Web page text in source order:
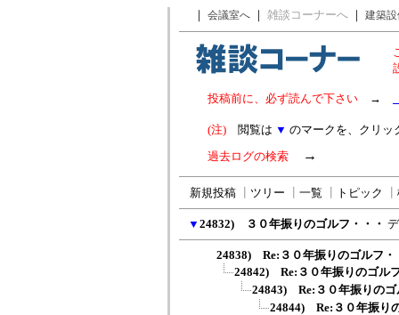
｜ 会議室へ ｜ 雑談コーナーへ ｜ 建築
投稿前に、必ず読んで下さい →
(注) 閲覧は ▼ のマークを、クリッ
過去ログの検索 →
新規投稿 ツリー 一覧 トピック
▼ 24832) ３０年振りのゴルフ・・・
24838) Re:３０年振りのゴルフ・
24842) Re:３０年振りのゴル
24843) Re:３０年振りのゴ
24844) Re:３０年振り